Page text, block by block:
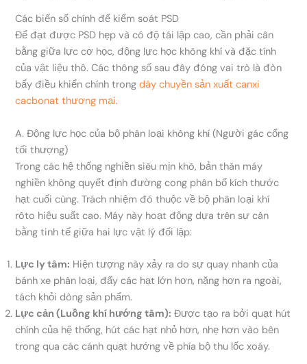
Các biến số chính để kiểm soát PSD
Để đạt được PSD hẹp và có độ tái lập cao, cần phải cân
bằng giữa lực cơ học, động lực học không khí và đặc tính
của vật liệu thô. Các thông số sau đây đóng vai trò là đòn
bẩy điều khiển chính trongdây chuyền sản xuất canxi
cacbonat thương mại.
A. Động lực học của bộ phân loại không khí (Người gác cổng
tối thượng)
Trong các hệ thống nghiền siêu mịn khô, bản thân máy
nghiền không quyết định đường cong phân bố kích thước
hạt cuối cùng. Trách nhiệm đó thuộc về bộ phân loại khí
rôto hiệu suất cao. Máy này hoạt động dựa trên sự cân
bằng tinh tế giữa hai lực vật lý đối lập:
Lực ly tâm: Hiện tượng này xảy ra do sự quay nhanh của
bánh xe phân loại, đẩy các hạt lớn hơn, nặng hơn ra ngoài,
tách khỏi dòng sản phẩm.
Lực cản (Luồng khí hướng tâm): Được tạo ra bởi quạt hút
chính của hệ thống, hút các hạt nhỏ hơn, nhẹ hơn vào bên
trong qua các cánh quạt hướng về phía bộ thu lốc xoáy.